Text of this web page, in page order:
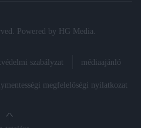
Powered by HG Media
szabályzat médiaajánló
megfelelőségi nyilatkozat